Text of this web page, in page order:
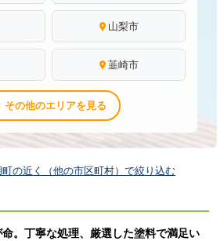
山梨市
韮崎市
その他のエリアを見る
の近く（他の市区町村）で絞り込む
。丁寧な処理、厳選した塗料で満足い